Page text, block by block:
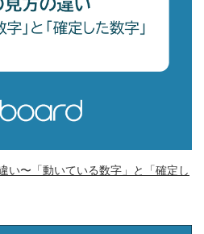
い〜「動いている数字」と「確定し